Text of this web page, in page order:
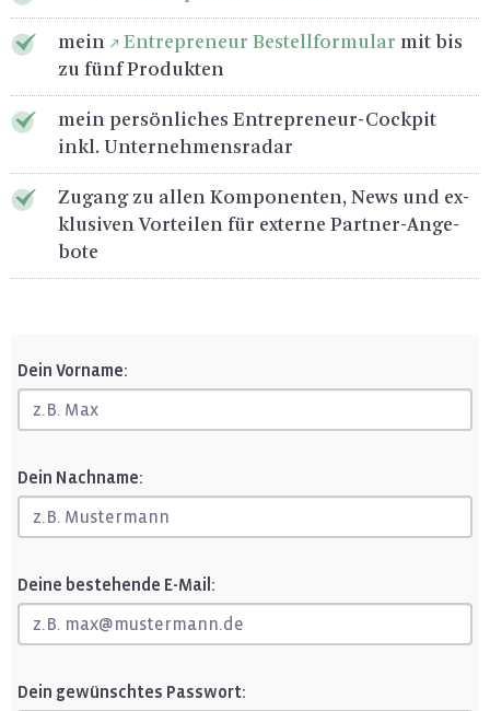
mein En­tre­pre­neur Be­stell­for­mu­lar mit bis
zu fünf Pro­duk­ten
mein per­sön­li­ches En­tre­pre­neur-Cock­pit
inkl. Un­ter­neh­mens­ra­dar
Zu­gang zu allen Kom­po­nen­ten, News und ex­
klu­si­ven Vor­tei­len für ex­ter­ne Part­ner-An­ge­
bo­te
Dein Vorname:
Dein Nachname:
Deine bestehende E-Mail:
Dein gewünschtes Passwort: